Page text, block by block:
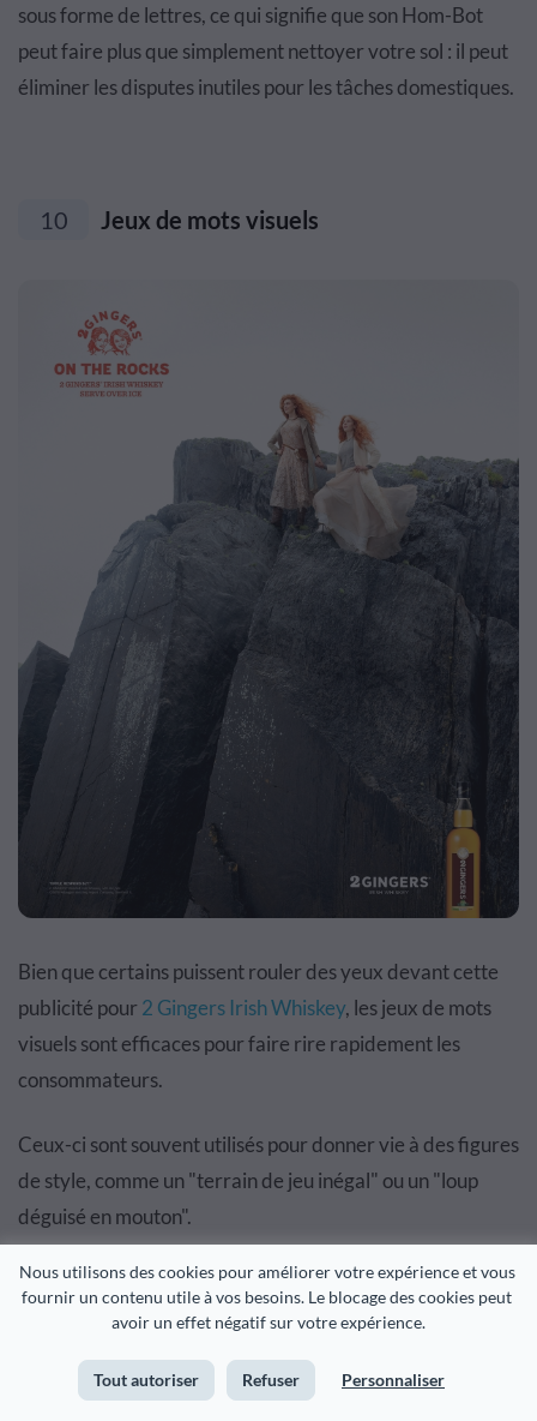
Nous utilisons des cookies pour améliorer votre expérience et vous
fournir un contenu utile à vos besoins. Le blocage des cookies peut
avoir un effet négatif sur votre expérience.
Tout autoriser Refuser Personnaliser
sous forme de lettres, ce qui signifie que son Hom-Bot
peut faire plus que simplement nettoyer votre sol : il peut
éliminer les disputes inutiles pour les tâches domestiques.
10 Jeux de mots visuels
Bien que certains puissent rouler des yeux devant cette
publicité pour 2 Gingers Irish Whiskey, les jeux de mots
visuels sont efficaces pour faire rire rapidement les
consommateurs.
Ceux-ci sont souvent utilisés pour donner vie à des figures
de style, comme un "terrain de jeu inégal" ou un "loup
déguisé en mouton".
professionnel